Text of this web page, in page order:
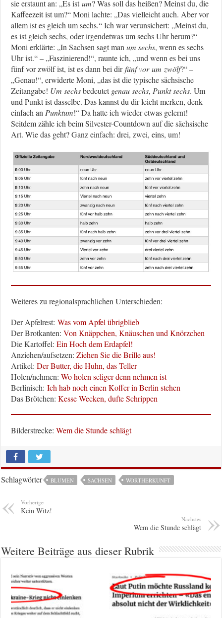
sie erstaunt an: „Es istum? Was soll das heißen? Meinst du, die
Kaffeezeit ist um?“ Moni lachte: „Das vielleicht auch. Aber vor
allem ist es gleich um sechs.“ Ich war verunsichert: „Meinst du,
es ist gleich sechs, oder irgendetwas um sechs Uhr herum?“
Moni erklärte: „In Sachsen sagt manum sechs, wenn es sechs
Uhr ist.“ – „Faszinierend!“, raunte ich, „und wenn es bei uns
fünf vor zwölf ist, ist es dann bei dirfünf vorum zwölf?“ –
„Genau!“, erwiderte Moni, „das ist die typische sächsische
Zeitangabe! Um sechsbedeutetgenau sechs,Punkt sechs. Um
und Punkt ist dasselbe. Das kannst du dir leicht merken, denk
einfach anPunktum!“ Da hatte ich wieder etwas gelernt!
Seitdem zähle ich beim Silvester-Countdown auf die sächsische
Art. Wie das geht? Ganz einfach: drei, zwei, eins, um!
Weiteres zu regionalsprachlichen Unterschieden:
Der Apfelrest:Was vom Apfel übrigblieb
Der Brotkanten:Von Knäppchen, Knäuschen und Knörzchen
Die Kartoffel:Ein Hoch dem Erdapfel!
Anziehen/aufsetzen:Ziehen Sie die Brille aus!
Artikel:Der Butter, die Huhn, das Teller
Holen/nehmen:Wo holen seliger denn nehmen ist
Berlinisch:Ich hab noch einen Koffer in Berlin stehen
Das Brötchen:Kesse Wecken, dufte Schrippen
Bilderstrecke:Wem die Stunde schlägt
Schlagwörter BLUMEN SACHSEN WORTHERKUNFT
Vorherige
Kein Witz!
Nächstes
Wem die Stunde schlägt
Weitere Beiträge aus dieser Rubrik